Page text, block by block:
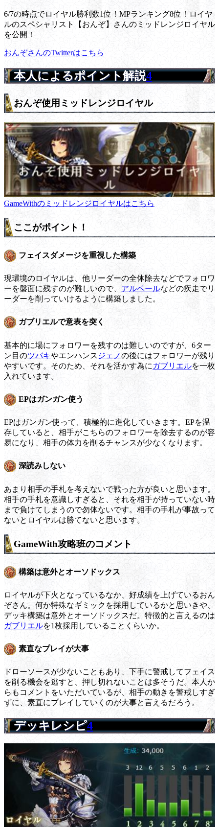
6/7の時点でロイヤル勝利数1位！MPランキング8位！ロイヤ
ルのスペシャリスト【おんぞ】さんのミッドレンジロイヤル
を公開！
おんぞさんのTwitterはこちら
本人によるポイント解説4
おんぞ使用ミッドレンジロイヤル
GameWithのミッドレンジロイヤルはこちら
ここがポイント！
フェイスダメージを重視した構築
現環境のロイヤルは、他リーダーの全体除去などでフォロワ
ーを盤面に残すのが難しいので、 アルベールなどの疾走でリ
ーダーを削っていけるように構築しました。
ガブリエルで意表を突く
基本的に場にフォロワーを残すのは難しいのですが、6ター
ン目のツバキやエンハンス ジェノの後にはフォロワーが残り
やすいです。そのため、それを活かす為に ガブリエルを一枚
入れています。
EPはガンガン使う
EPはガンガン使って、積極的に進化していきます。EPを温
存していると、相手がこちらのフォロワーを除去するのが容
易になり、相手の体力を削るチャンスが少なくなります。
深読みしない
あまり相手の手札を考えないで戦った方が良いと思います。
相手の手札を意識しすぎると、それを相手が持っていない時
まで負けてしまうので勿体ないです。相手の手札が事故って
ないとロイヤルは勝てないと思います。
GameWith攻略班のコメント
構築は意外とオーソドックス
ロイヤルが下火となっているなか、好成績を上げているおん
ぞさん。何か特殊なギミックを採用しているかと思いきや、
デッキ構築は意外とオーソドックスだ。特徴的と言えるのは
ガブリエルを1枚採用していることくらいか。
素直なプレイが大事
ドローソースが少ないこともあり、下手に警戒してフェイス
を削る機会を逃すと、押し切れないことは多そうだ。本人か
らもコメントをいただいているが、相手の動きを警戒しすぎ
ずに、素直にプレイしていくのが大事と言えるだろう。
デッキレシピ4